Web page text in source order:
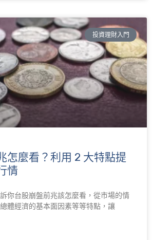
投資理財入門
怎麼看？利用 2 大特點提
情
你台股崩盤前兆該怎麼看，從市場的情
體經濟的基本面因素等等特點，讓